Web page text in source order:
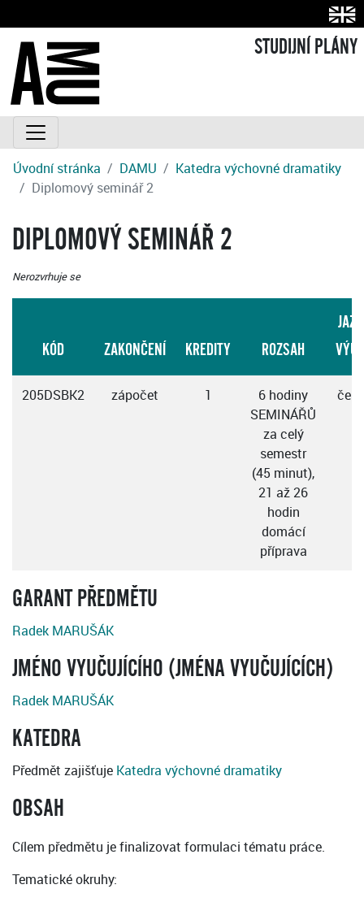
STUDIJNÍ PLÁNY
Úvodní stránka DAMU
Katedra výchovné dramatiky
Diplomový seminář 2
DIPLOMOVÝ SEMINÁŘ 2
Nerozvrhuje se
KÓD ZAKONČENÍ KREDITY ROZSAH
205DSBK2 zápočet 1
6 hodiny
SEMINÁŘŮ
za celý
semestr
(45 minut),
21 až 26
hodin
domácí
příprava
GARANT PŘEDMĚTU
Radek MARUŠÁK
JMÉNO VYUČUJÍCÍHO (JMÉNA VYUČUJÍCÍCH)
Radek MARUŠÁK
KATEDRA
Předmět zajišťuje Katedra výchovné dramatiky
OBSAH
Cílem předmětu je finalizovat formulaci tématu práce.
Tematické okruhy: